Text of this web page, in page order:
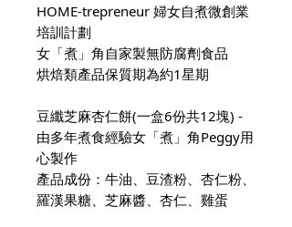
HOME-trepreneur 婦女自煮微創業
培訓計劃
女「煮」角自家製無防腐劑食品
烘焙類產品保質期為約1星期
豆纖芝麻杏仁餅(一盒6份共12塊) -
由多年煮食經驗女「煮」角Peggy用
心製作
產品成份：牛油、豆渣粉、杏仁粉、
羅漢果糖、芝麻醬、杏仁、雞蛋